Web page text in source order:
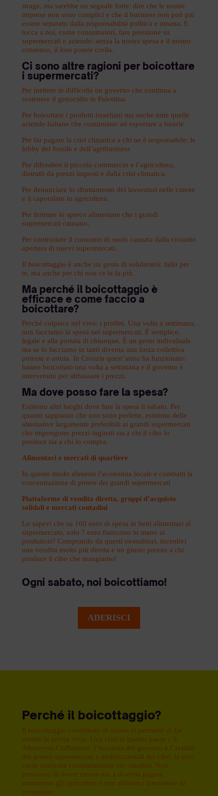
strage, ma sarebbe un segnale forte: dire che le nostre
imprese non sono complici e che il business non può più
essere separato dalla responsabilità politica e umana. E
tocca a noi, come consumatori, fare pressione su
supermercati e aziende: senza la nostra spesa e il nostro
consenso, il loro potere crolla.
Ci sono altre ragioni per boicottare
i supermercati?
Per mettere in difficoltà un governo che continua a
sostenere il genocidio in Palestina.
Per boicottare i prodotti israeliani ma anche tutte quelle
aziende italiane che continuano ad esportare a Israele
Per far pagare la crisi climatica a chi ne è responsabile: le
lobby del fossile e dell’agribusiness
Per difendere il piccolo commercio e l’agricoltura,
distrutti da prezzi imposti e dalla crisi climatica.
Per denunciare lo sfruttamento dei lavoratori nelle catene
e il caporalato in agricoltura.
Per fermare lo spreco alimentare che i grandi
supermercati causano.
Per contrastare il consumo di suolo causata dalla costante
apertura di nuovi supermercati.
Il boicottaggio è anche un gesto di solidarietà: fallo per
te, ma anche per chi non ce la fa più.
Ma perché il boicottaggio è
efficace e come faccio a
boicottare?
Perché colpisce nel vivo: i profitti. Una volta a settimana,
non facciamo la spesa nei supermercati. È semplice,
legale e alla portata di chiunque. È un gesto individuale
ma se lo facciamo in tanti diventa una forza collettiva
potente e astuta. In Croazia quest’anno ha funzionato:
hanno boicottato una volta a settimana e il governo è
intervenuto per abbassare i prezzi.
Ma dove posso fare la spesa?
Esistono altri luoghi dove fare la spesa il sabato. Per
quanto sappiamo che non sono perfette, esistono delle
alternative largamente preferibili ai grandi supermercati
che impongono prezzi ingiusti sia a chi il cibo lo
produce sia a chi lo compra.
Alimentari e mercati di quartiere
In questo modo alimenti l’economia locale e combatti la
concentrazione di potere dei grandi supermercati
Piattaforme di vendita diretta, gruppi d’acquisto
solidali e mercati contadini
Lo sapevi che su 100 euro di spesa in beni alimentari al
supermercato, solo 7 euro finiscono in mano ai
produttori? Comprando da questi rivenditori, incentivi
una vendita molto più diretta e un giusto prezzo a chi
produce il cibo che mangiamo!
Ogni sabato, noi boicottiamo!
ADERISCI
Perché il boicottaggio?
Il boicottaggio coordinato di massa ci permette di far
sentire la nostra voce. Una crisi in questo paese c’è.
Attraverso l’inflazione, l’inazione del governo e l’avidità
dei grandi supermercati e multinazionali del cibo, la crisi
viene scaricata completamente sui cittadini. Non
pensiamo di dover essere noi a doverla pagare,
tantomeno gli agricoltori e non abbiamo intenzione di
cooperare.